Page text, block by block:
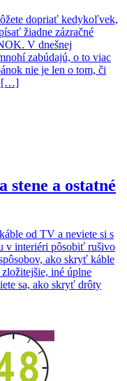
dopriať kedykoľvek,
žiadne zázračné
V dnešnej
zabúdajú, o to viac
nie je len o tom, či
[…]
a ostatné
od TV a neviete si s
v interiéri pôsobiť rušivo
ako skryť káble
iné úplne
sa, ako skryť drôty